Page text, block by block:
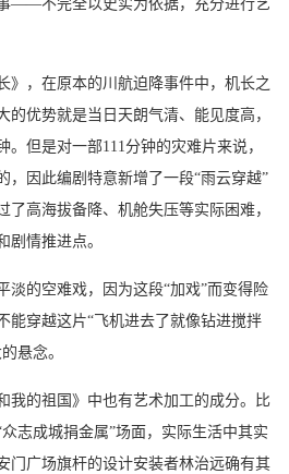
——不完全以史实为依据，充分进行艺
》，在原本的川航迫降事件中，机长之
的优势就是当日天朗气清、能见度高，
。但是对一部111分钟的灾难片来说，
，因此编剧特意新增了一段“雨云穿越”
了高海拔备降、机舱失压等实际困难，
剧情推进点。
淡的空难戏，因为这段“加戏”而变得险
穿越这片“飞机进去了就像钻进搅拌
悬念。
我的祖国》中也有艺术加工的成分。比
志成城捐金属”场面，实际生活中其实
门广场旗杆的设计安装者林治远确有其